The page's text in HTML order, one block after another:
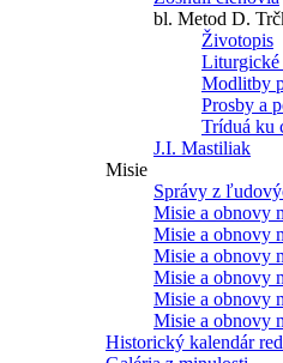
bl. Metod D.
Životopis
Liturgické
Modlitby
Prosby a
Tríduá ku
J.I. Mastiliak
Misie
Správy z
Misie a obnovy
Misie a obnovy
Misie a obnovy
Misie a obnovy
Misie a obnovy
Misie a obnovy
Historický kalendár